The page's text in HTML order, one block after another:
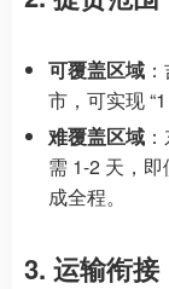
可覆盖区域
市，可实现
难覆盖区域
需 1-2 天，
成全程。
3. 运输衔